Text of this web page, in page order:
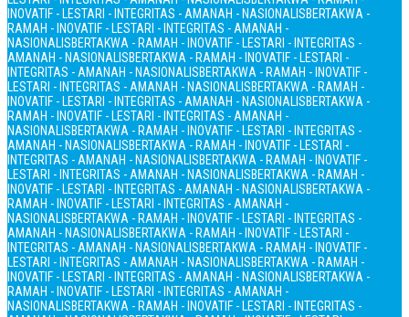
INOVATIF - LESTARI - INTEGRITAS - AMANAH - NASIONALISBERTAKWA -
RAMAH - INOVATIF - LESTARI - INTEGRITAS - AMANAH -
NASIONALISBERTAKWA - RAMAH - INOVATIF - LESTARI - INTEGRITAS -
AMANAH - NASIONALISBERTAKWA - RAMAH - INOVATIF - LESTARI -
INTEGRITAS - AMANAH - NASIONALISBERTAKWA - RAMAH - INOVATIF -
LESTARI - INTEGRITAS - AMANAH - NASIONALISBERTAKWA - RAMAH -
INOVATIF - LESTARI - INTEGRITAS - AMANAH - NASIONALISBERTAKWA -
RAMAH - INOVATIF - LESTARI - INTEGRITAS - AMANAH -
NASIONALISBERTAKWA - RAMAH - INOVATIF - LESTARI - INTEGRITAS -
AMANAH - NASIONALISBERTAKWA - RAMAH - INOVATIF - LESTARI -
INTEGRITAS - AMANAH - NASIONALISBERTAKWA - RAMAH - INOVATIF -
LESTARI - INTEGRITAS - AMANAH - NASIONALISBERTAKWA - RAMAH -
INOVATIF - LESTARI - INTEGRITAS - AMANAH - NASIONALISBERTAKWA -
RAMAH - INOVATIF - LESTARI - INTEGRITAS - AMANAH -
NASIONALISBERTAKWA - RAMAH - INOVATIF - LESTARI - INTEGRITAS -
AMANAH - NASIONALISBERTAKWA - RAMAH - INOVATIF - LESTARI -
INTEGRITAS - AMANAH - NASIONALISBERTAKWA - RAMAH - INOVATIF -
LESTARI - INTEGRITAS - AMANAH - NASIONALISBERTAKWA - RAMAH -
INOVATIF - LESTARI - INTEGRITAS - AMANAH - NASIONALISBERTAKWA -
RAMAH - INOVATIF - LESTARI - INTEGRITAS - AMANAH -
NASIONALISBERTAKWA - RAMAH - INOVATIF - LESTARI - INTEGRITAS -